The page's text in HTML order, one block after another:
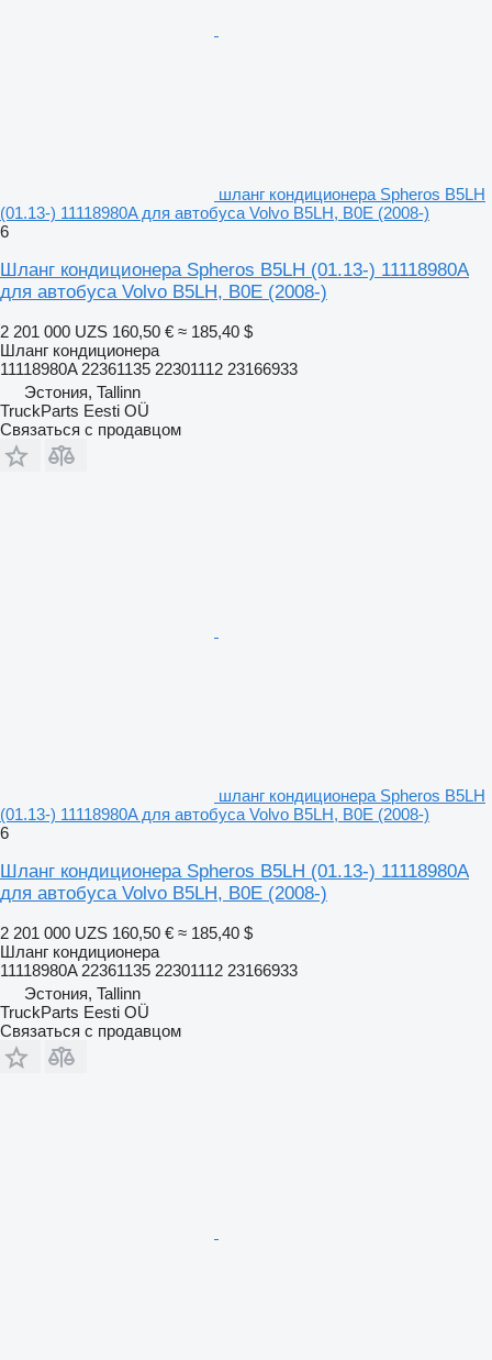
шланг кондиционера Spheros B5LH
(01.13-) 11118980A для автобуса Volvo B5LH, B0E (2008-)
6
Шланг кондиционера Spheros B5LH (01.13-) 11118980A
для автобуса Volvo B5LH, B0E (2008-)
2 201 000 UZS 160,50 € ≈ 185,40 $
Шланг кондиционера
11118980A 22361135 22301112 23166933
Эстония, Tallinn
TruckParts Eesti OÜ
Связаться с продавцом
шланг кондиционера Spheros B5LH
(01.13-) 11118980A для автобуса Volvo B5LH, B0E (2008-)
6
Шланг кондиционера Spheros B5LH (01.13-) 11118980A
для автобуса Volvo B5LH, B0E (2008-)
2 201 000 UZS 160,50 € ≈ 185,40 $
Шланг кондиционера
11118980A 22361135 22301112 23166933
Эстония, Tallinn
TruckParts Eesti OÜ
Связаться с продавцом